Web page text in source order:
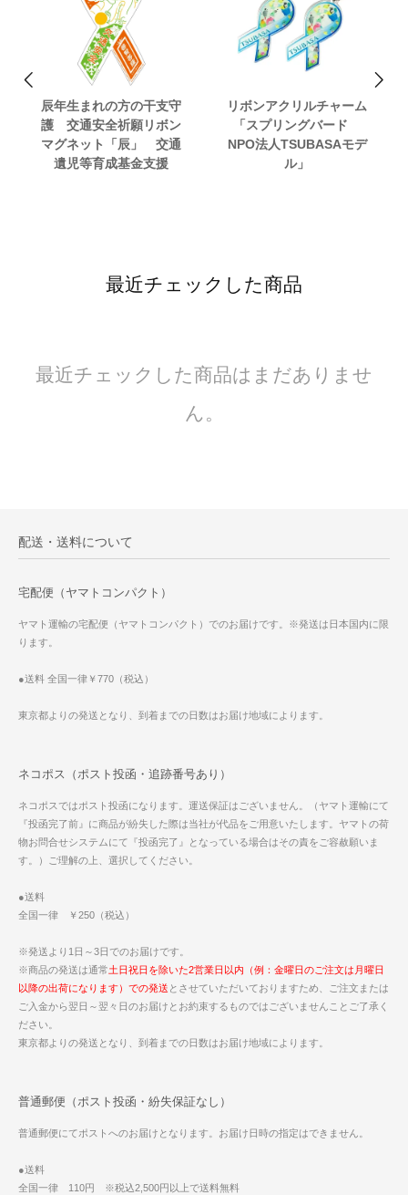
辰年生まれの方の干支守
護 交通安全祈願リボン
マグネット「辰」 交通
遺児等育成基金支援
リボンアクリルチャーム
「スプリングバード
NPO法人TSUBASAモデ
ル」
最近チェックした商品
最近チェックした商品はまだありませ
ん。
配送・送料について
宅配便（ヤマトコンパクト）
ヤマト運輸の宅配便（ヤマトコンパクト）でのお届けです。※発送は日本国内に限
ります。
●送料 全国一律￥770（税込）
東京都よりの発送となり、到着までの日数はお届け地域によります。
ネコポス（ポスト投函・追跡番号あり）
ネコポスではポスト投函になります。運送保証はございません。（ヤマト運輸にて
『投函完了前』に商品が紛失した際は当社が代品をご用意いたします。ヤマトの荷
物お問合せシステムにて『投函完了』となっている場合はその責をご容赦願いま
す。）ご理解の上、選択してください。
●送料
全国一律 ￥250（税込）
※発送より1日～3日でのお届けです。
※商品の発送は通常土日祝日を除いた2営業日以内（例：金曜日のご注文は月曜日
以降の出荷になります）での発送 とさせていただいておりますため、ご注文または
ご入金から翌日～翌々日のお届けとお約束するものではございませんことご了承く
ださい。
東京都よりの発送となり、到着までの日数はお届け地域によります。
普通郵便（ポスト投函・紛失保証なし）
普通郵便にてポストへのお届けとなります。お届け日時の指定はできません。
●送料
全国一律 110円 ※税込2,500円以上で送料無料